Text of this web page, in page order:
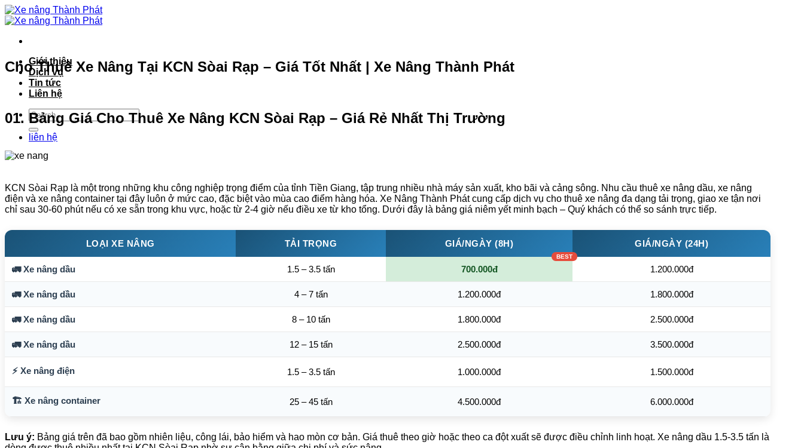
Bỏ
qua
dung
Giới thiệu
Dịch vụ
Tin tức
Liên hệ
liên hệ
Cho Thuê Xe Nâng Tại KCN Sòai Rạp – Giá Tốt Nhất | Xe Nâng Thành Phát
01. Bảng Giá Cho Thuê Xe Nâng KCN Sòai Rạp – Giá Rẻ Nhất Thị Trường
KCN Sòai Rạp là một trong những khu công nghiệp trọng điểm của tỉnh Tiền Giang, tập trung nhiều nhà máy sản xuất, kho bãi và cảng sông. Nhu cầu thuê xe nâng dầu, xe nâng
điện và xe nâng container tại đây luôn ở mức cao, đặc biệt vào mùa cao điểm hàng hóa. Xe Nâng Thành Phát cung cấp dịch vụ cho thuê xe nâng đa dạng tải trọng, giao xe tận nơi
chỉ sau 30-60 phút nếu có xe sẵn trong khu vực, hoặc từ 2-4 giờ nếu điều xe từ kho tổng. Dưới đây là bảng giá niêm yết minh bạch – Quý khách có thể so sánh trực tiếp.
LOẠI XE NÂNG TẢI TRỌNG GIÁ/NGÀY (8H) GIÁ/NGÀY (24H)
🚛 Xe nâng dầu 1.5 – 3.5 tấn 700.000đ 1.200.000đ
🚛 Xe nâng dầu 4 – 7 tấn 1.200.000đ 1.800.000đ
🚛 Xe nâng dầu 8 – 10 tấn 1.800.000đ 2.500.000đ
🚛 Xe nâng dầu 12 – 15 tấn 2.500.000đ 3.500.000đ
⚡ Xe nâng điện 1.5 – 3.5 tấn 1.000.000đ 1.500.000đ
🏗️ Xe nâng container 25 – 45 tấn 4.500.000đ 6.000.000đ
Lưu ý: Bảng giá trên đã bao gồm nhiên liệu, công lái, bảo hiểm và hao mòn cơ bản. Giá thuê theo giờ hoặc theo ca đột xuất sẽ được điều chỉnh linh hoạt. Xe nâng dầu 1.5-3.5 tấn là